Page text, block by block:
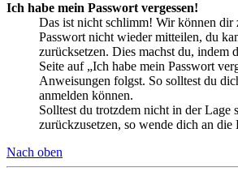
Ich habe mein Passwort vergessen!
Das ist nicht schlimm! Wir können dir
Passwort nicht wieder mitteilen, du
zurücksetzen. Dies machst du, indem
Seite auf „Ich habe mein Passwort
Anweisungen folgst. So solltest du
anmelden können.
Solltest du trotzdem nicht in der Lage
zurückzusetzen, so wende dich an
Nach oben